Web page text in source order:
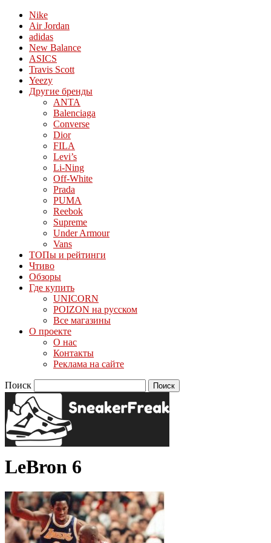
Nike
Air Jordan
adidas
New Balance
ASICS
Travis Scott
Yeezy
Другие бренды
ANTA
Balenciaga
Converse
Dior
FILA
Levi’s
Li-Ning
Off-White
Prada
PUMA
Reebok
Supreme
Under Armour
Vans
ТОПы и рейтинги
Чтиво
Обзоры
Где купить
UNICORN
POIZON на русском
Все магазины
О проекте
О нас
Контакты
Реклама на сайте
Поиск
LeBron 6